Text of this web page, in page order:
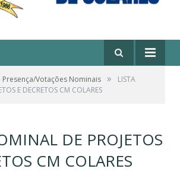
Presença/Votações Nominais »
LISTA
E DECRETOS CM COLARES
DE PROJETOS
CM COLARES